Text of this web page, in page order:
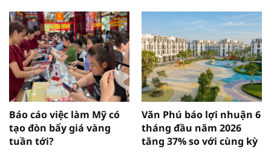
Báo cáo việc làm Mỹ có
tạo đòn bẩy giá vàng
tuần tới?
Văn Phú báo lợi nhuận 6
tháng đầu năm 2026
tăng 37% so với cùng kỳ